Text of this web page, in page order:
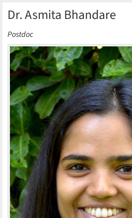
Dr. Asmita Bhandare
Postdoc